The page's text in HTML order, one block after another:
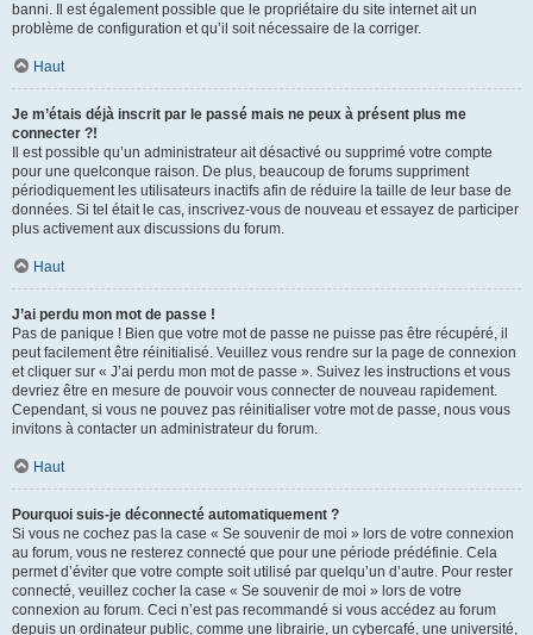
banni. Il est également possible que le propriétaire du site internet ait un
problème de configuration et qu’il soit nécessaire de la corriger.
Haut
Je m’étais déjà inscrit par le passé mais ne peux à présent plus me
connecter ?!
Il est possible qu’un administrateur ait désactivé ou supprimé votre compte
pour une quelconque raison. De plus, beaucoup de forums suppriment
périodiquement les utilisateurs inactifs afin de réduire la taille de leur base de
données. Si tel était le cas, inscrivez-vous de nouveau et essayez de participer
plus activement aux discussions du forum.
Haut
J’ai perdu mon mot de passe !
Pas de panique ! Bien que votre mot de passe ne puisse pas être récupéré, il
peut facilement être réinitialisé. Veuillez vous rendre sur la page de connexion
et cliquer sur « J’ai perdu mon mot de passe ». Suivez les instructions et vous
devriez être en mesure de pouvoir vous connecter de nouveau rapidement.
Cependant, si vous ne pouvez pas réinitialiser votre mot de passe, nous vous
invitons à contacter un administrateur du forum.
Haut
Pourquoi suis-je déconnecté automatiquement ?
Si vous ne cochez pas la case « Se souvenir de moi » lors de votre connexion
au forum, vous ne resterez connecté que pour une période prédéfinie. Cela
permet d’éviter que votre compte soit utilisé par quelqu’un d’autre. Pour rester
connecté, veuillez cocher la case « Se souvenir de moi » lors de votre
connexion au forum. Ceci n’est pas recommandé si vous accédez au forum
depuis un ordinateur public, comme une librairie, un cybercafé, une université,